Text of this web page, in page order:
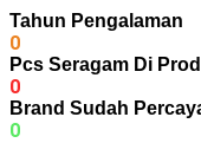
Tahun Pengalaman
0
Pcs Seragam Di
0
Brand Sudah
0